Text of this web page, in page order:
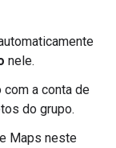
nele.
a conta de
do grupo.
Maps neste